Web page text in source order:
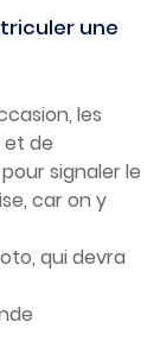
une
les
et de
signaler le
car on y
qui devra